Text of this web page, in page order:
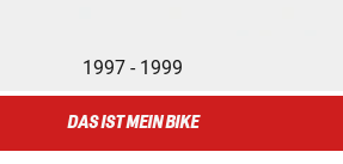
1997 - 1999
DAS IST MEIN BIKE